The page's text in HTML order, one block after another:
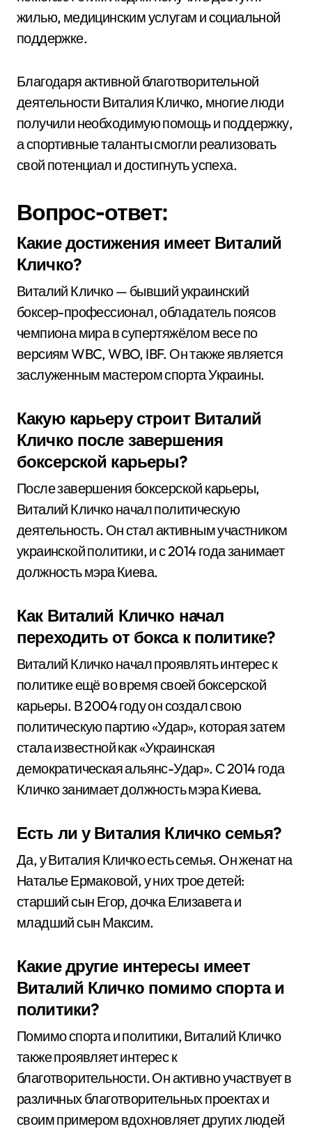
жилью, медицинским услугам и социальной
поддержке.
Благодаря активной благотворительной
деятельности Виталия Кличко, многие люди
получили необходимую помощь и поддержку,
а спортивные таланты смогли реализовать
свой потенциал и достигнуть успеха.
Вопрос-ответ:
Какие достижения имеет Виталий
Кличко?
Виталий Кличко — бывший украинский
боксер-профессионал, обладатель поясов
чемпиона мира в супертяжёлом весе по
версиям WBC, WBO, IBF. Он также является
заслуженным мастером спорта Украины.
Какую карьеру строит Виталий
Кличко после завершения
боксерской карьеры?
После завершения боксерской карьеры,
Виталий Кличко начал политическую
деятельность. Он стал активным участником
украинской политики, и с 2014 года занимает
должность мэра Киева.
Как Виталий Кличко начал
переходить от бокса к политике?
Виталий Кличко начал проявлять интерес к
политике ещё во время своей боксерской
карьеры. В 2004 году он создал свою
политическую партию «Удар», которая затем
стала известной как «Украинская
демократическая альянс-Удар». С 2014 года
Кличко занимает должность мэра Киева.
Есть ли у Виталия Кличко семья?
Да, у Виталия Кличко есть семья. Он женат на
Наталье Ермаковой, у них трое детей:
старший сын Егор, дочка Елизавета и
младший сын Максим.
Какие другие интересы имеет
Виталий Кличко помимо спорта и
политики?
Помимо спорта и политики, Виталий Кличко
также проявляет интерес к
благотворительности. Он активно участвует в
различных благотворительных проектах и
своим примером вдохновляет других людей